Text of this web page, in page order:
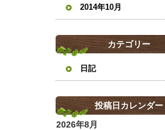
2014年10月
カテゴリー
日記
投稿日カレンダー
2026年8月